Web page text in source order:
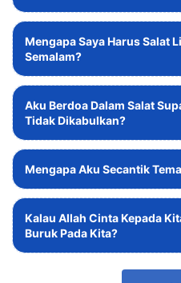
Mengapa Saya Harus Salat
Semalam?
Aku Berdoa Dalam Salat
Tidak Dikabulkan?
Mengapa Aku Secantik
Kalau Allah Cinta Kepada
Buruk Pada Kita?